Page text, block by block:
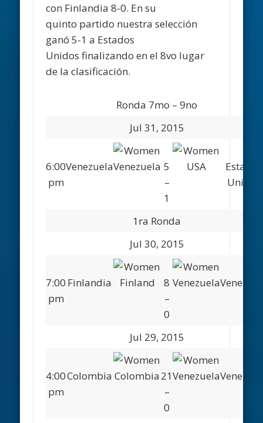
con Finlandia 8-0. En su
quinto partido nuestra selección
ganó 5-1 a Estados
Unidos finalizando en el 8vo lugar
de la clasificación.
Ronda 7mo – 9no
Jul 31, 2015
6:00
pm
Venezuela
5
–
1
Estados
Unidos
1ra Ronda
Jul 30, 2015
7:00
pm
Finlandia
8
–
0
Jul 29, 2015
4:00
pm
Colombia
21
–
0